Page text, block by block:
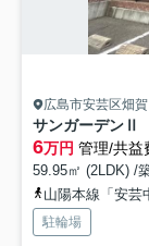
広島市安芸区畑賀
サンガーデンⅡ
6万円 管理/共益
59.95㎡ (2LDK) /
山陽本線「安芸
駐輪場